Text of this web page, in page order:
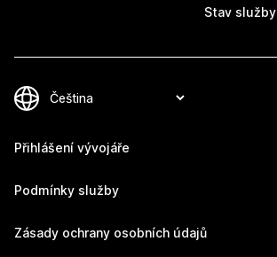
Stav služby
Přihlášení vývojáře
Podmínky služby
Zásady ochrany osobních údajů